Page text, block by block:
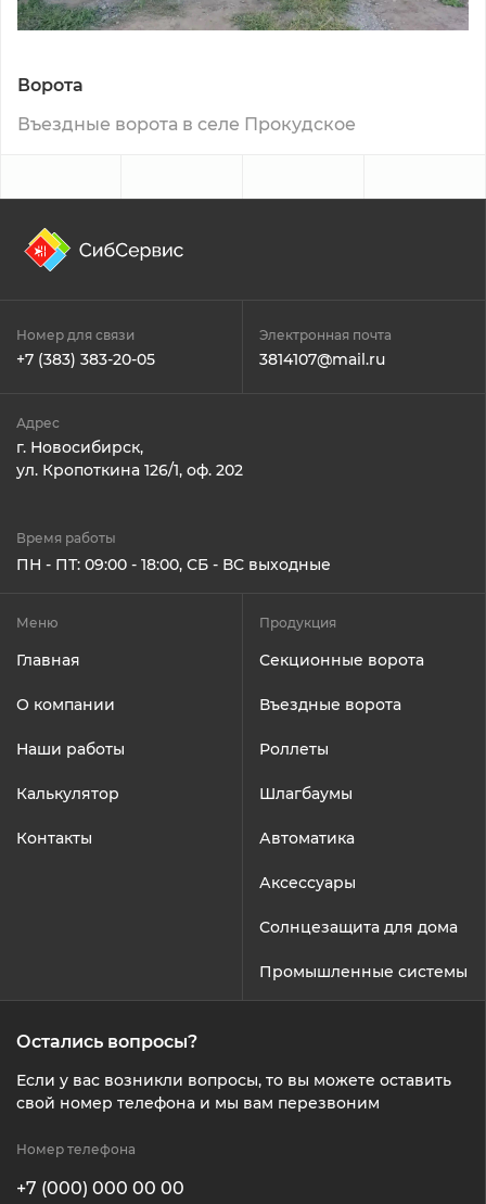
Ворота
Въездные ворота в селе Прокудское
Номер для связи
+7 (383) 383-20-05
Электронная почта
3814107@mail.ru
Адрес
г. Новосибирск,
ул. Кропоткина 126/1, оф. 202
Время работы
ПН - ПТ: 09:00 - 18:00, СБ - ВС выходные
Меню
Главная
О компании
Наши работы
Калькулятор
Контакты
Продукция
Секционные ворота
Въездные ворота
Роллеты
Шлагбаумы
Автоматика
Аксессуары
Солнцезащита для дома
Промышленные системы
Остались вопросы?
Если у вас возникли вопросы, то вы можете оставить
свой номер телефона и мы вам перезвоним
Номер телефона